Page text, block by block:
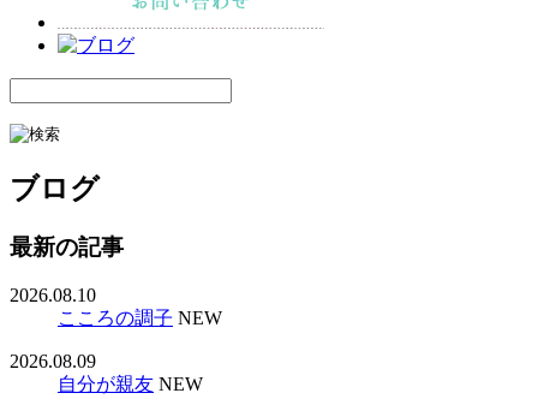
ブログ
最新の記事
2026.08.10
こころの調子 NEW
2026.08.09
自分が親友 NEW